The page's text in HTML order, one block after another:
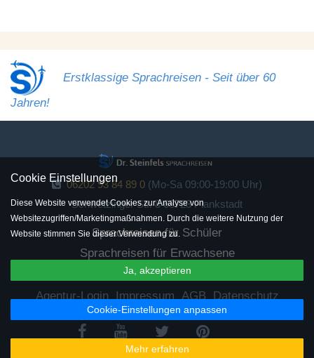
Cookie Einstellungen
Diese Website verwendet Cookies zur Analyse von
Websitezugriffen/Marketingmaßnahmen. Durch die weitere Nutzung der
Website stimmen Sie dieser Verwendung zu.
Ja, akzeptieren
Cookie-Einstellungen anpassen
Mehr erfahren
Erstklassige Sprachreisen - Seit über 60
Jahren!
06202 93 84 89 0 (Mo-Sa 09:00-19:00 Uhr)
Schwetzinger Str. 8 68723 Plankstadt
Sprachreisen für Schüler
Sprachreisen für Erwachsene
Sprachreisen für Senioren
Agentur-Login Impressum AGB Datenschutz